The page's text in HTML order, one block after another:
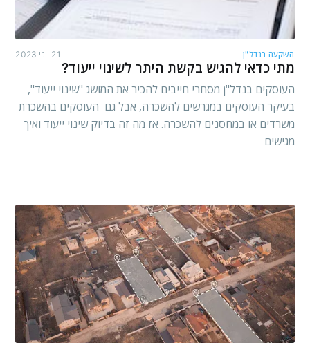
השקעה בנדל"ן 21 יוני 2023
מתי כדאי להגיש בקשת היתר לשינוי ייעוד?
העוסקים בנדל"ן מסחרי חייבים להכיר את המושג "שינוי ייעוד",
בעיקר העוסקים במגרשים להשכרה, אבל גם העוסקים בהשכרת
משרדים או במחסנים להשכרה. אז מה זה בדיוק שינוי ייעוד ואיך
מגישים